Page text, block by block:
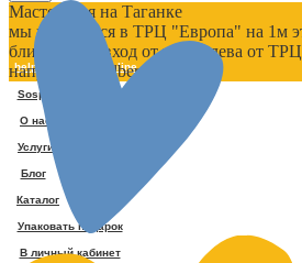
help@upakovali.online
Sospeso wrap
О нас
Услуги
Блог
Каталог
Упаковать подарок
В личный кабинет
Мастерская на Таганке
мы находимся в ТРЦ "Европа" на 1м
ближайший вход от нас - слева от
напротив Wildberries.